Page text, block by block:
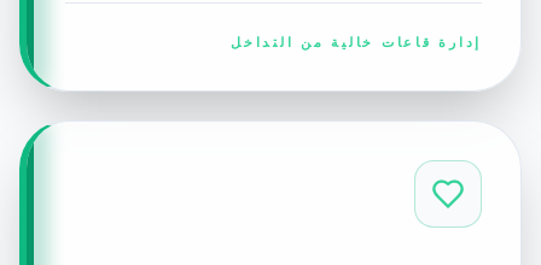
إدارة قاعات خالية من التداخل